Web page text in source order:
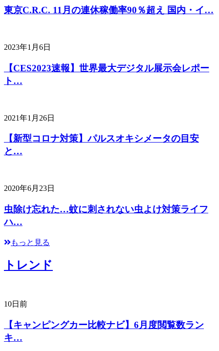
東京C.R.C. 11月の連休稼働率90％超え 国内・イ…
2023年1月6日
【CES2023速報】世界最大デジタル展示会レポー
ト…
2021年1月26日
【新型コロナ対策】パルスオキシメータの目安
と…
2020年6月23日
虫除け忘れた…蚊に刺されない虫よけ対策ライフ
ハ…
もっと見る
トレンド
10日前
【キャンピングカー比較ナビ】6月度閲覧数ラン
キ…